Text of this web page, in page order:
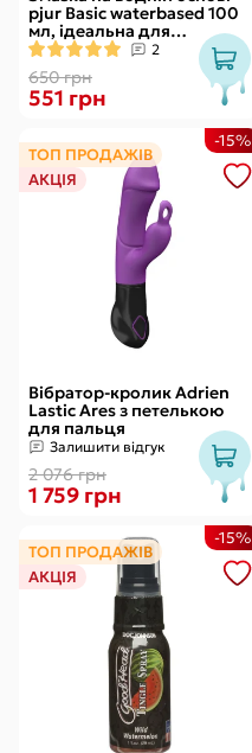
pjur Basic waterbased 100
мл, ідеальна для
новачків, найкраща ціна/
якість
2
650 грн
551 грн
ТОП ПРОДАЖІВ
АКЦІЯ
Вібратор-кролик Adrien
Lastic Ares з петелькою
для пальця
Залишити відгук
2 076 грн
-15%
1 759 грн
ТОП ПРОДАЖІВ
АКЦІЯ
-15%